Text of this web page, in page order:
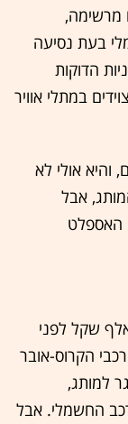
מרשימה,
בעת נסיעה
הדוקות
במתלי אוויר
והיא אולי לא
אבל
האספלט
ליריק החשמלי עולה בישראל 680 אלף שקל לפני
הקרוס-אובר
למותג,
החשמלי. אבל